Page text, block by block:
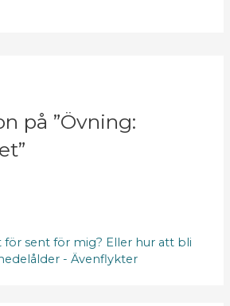
på ”Övning:
för sent för mig? Eller hur att bli
- Ävenflykter